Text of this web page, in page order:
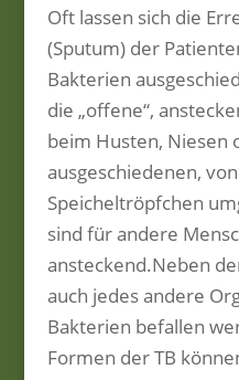
Oft lassen sich die
(Sputum) der
Bakterien
die „offene“,
beim Husten, Niesen
ausgeschiedenen,
Speicheltröpfchen
sind für andere
ansteckend.Neben
auch jedes andere
Bakterien befallen
Formen der TB